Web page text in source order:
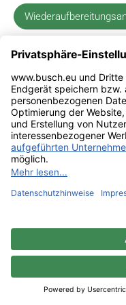
Impressum
BUSCH & CO. GmbH &
Engelskirchen | Telefon +49